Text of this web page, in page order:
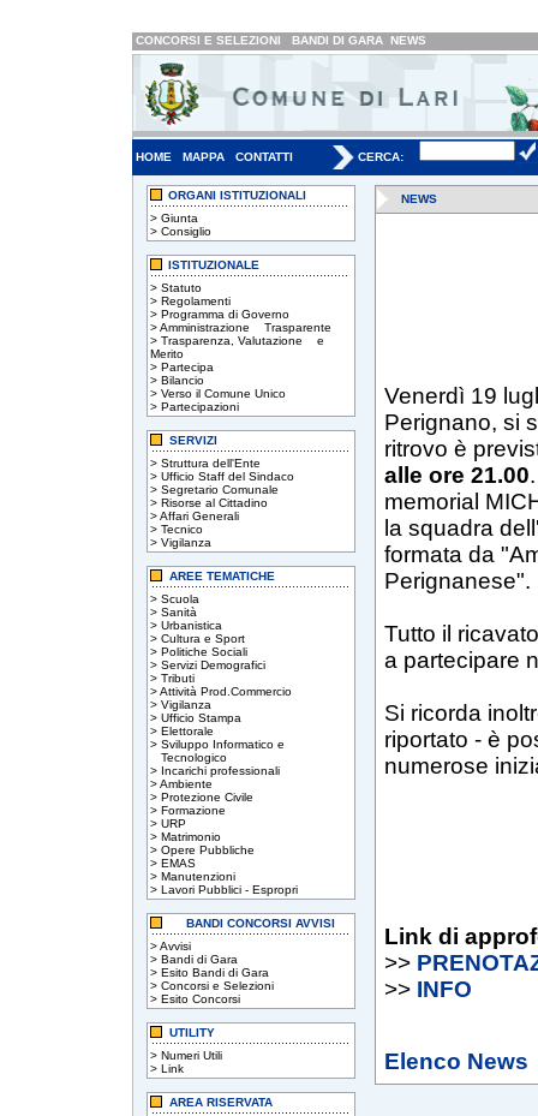
CONCORSI E SELEZIONI BANDI DI GARA NEWS
HOME MAPPA CONTATTI CERCA:
ORGANI ISTITUZIONALI
> Giunta
> Consiglio
ISTITUZIONALE
> Statuto
> Regolamenti
> Programma di Governo
>Amministrazione Trasparente
> Trasparenza, Valutazione e
Merito
> Partecipa
> Bilancio
> Verso il Comune Unico
> Partecipazioni
SERVIZI
> Struttura dell'Ente
> Ufficio Staff del Sindaco
> Segretario Comunale
> Risorse al Cittadino
>Affari Generali
> Tecnico
> Vigilanza
AREE TEMATICHE
> Scuola
> Sanità
> Urbanistica
> Cultura e Sport
> Politiche Sociali
> Servizi Demografici
> Tributi
>Attività Prod.Commercio
> Vigilanza
> Ufficio Stampa
> Elettorale
> Sviluppo Informatico e
Tecnologico
> Incarichi professionali
>Ambiente
> Protezione Civile
> Formazione
> URP
> Matrimonio
> Opere Pubbliche
> EMAS
> Manutenzioni
> Lavori Pubblici - Espropri
BANDI CONCORSI AVVISI
>Avvisi
> Bandi di Gara
> Esito Bandi di Gara
> Concorsi e Selezioni
> Esito Concorsi
UTILITY
> Numeri Utili
> Link
AREA RISERVATA
NEWS
Venerdì 19
Perignano, si
ritrovo è
alle ore 21.00
memorial
la squadra
formata da
Perignanese".
Tutto il
a partecipare
Si ricorda
riportato - è
numerose
Link di
>>
>> INFO
Elenco News